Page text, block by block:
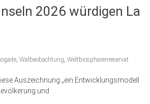
2026 würdigen La
, Walbeobachtung, Weltbiosphärenreservat
Auszeichnung „ein Entwicklungsmodell
und